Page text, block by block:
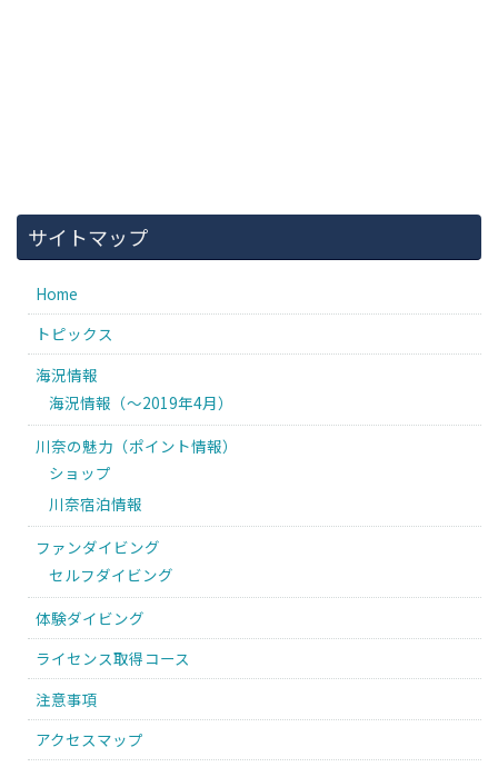
サイトマップ
Home
トピックス
海況情報
海況情報（〜2019年4月）
川奈の魅力（ポイント情報）
ショップ
川奈宿泊情報
ファンダイビング
セルフダイビング
体験ダイビング
ライセンス取得コース
注意事項
アクセスマップ